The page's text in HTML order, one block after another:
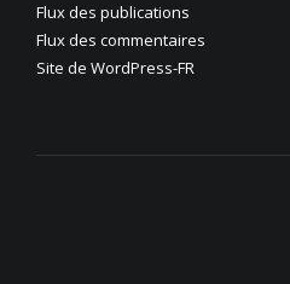
Flux des publications
Flux des commentaires
Site de WordPress-FR